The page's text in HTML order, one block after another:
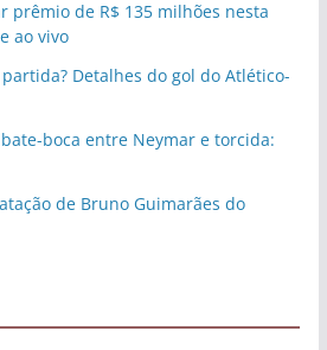
prêmio de R$ 135 milhões nesta
ao vivo
Detalhes do gol do Atlético-
boca entre Neymar e torcida:
de Bruno Guimarães do